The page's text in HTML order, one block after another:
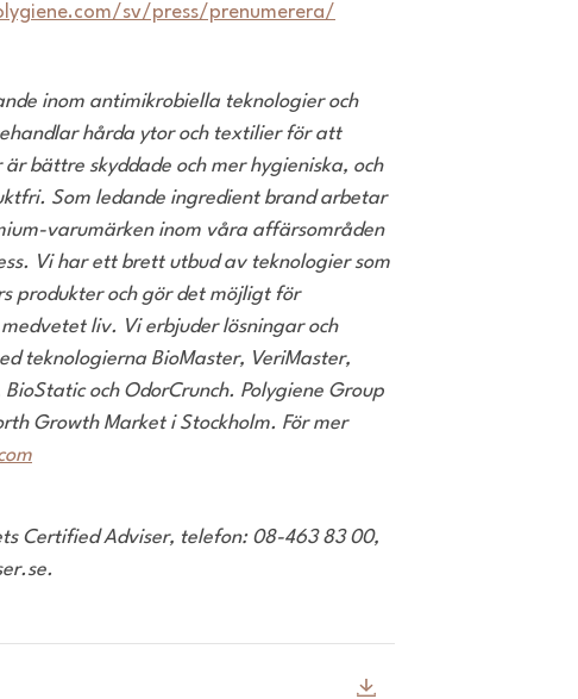
sv/press/prenumerera/
inom antimikrobiella teknologier och
hårda ytor och textilier för att
bättre skyddade och mer hygieniska, och
Som ledande ingredient brand arbetar
varumärken inom våra affärsområden
Vi har ett brett utbud av teknologier som
produkter och gör det möjligt för
liv. Vi erbjuder lösningar och
teknologierna BioMaster, VeriMaster,
och OdorCrunch. Polygiene Group
Growth Market i Stockholm. För mer
Certified Adviser, telefon: 08-463 83 00,